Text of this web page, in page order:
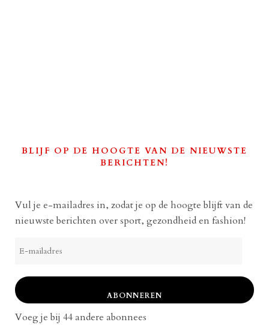
BLIJF OP DE HOOGTE VAN DE NIEUWSTE
BERICHTEN!
Vul je e-mailadres in, zodat je op de hoogte blijft van de
nieuwste berichten over sport, gezondheid en fashion!
mailadres
ABONNEREN
Voeg je bij 44 andere abonnees